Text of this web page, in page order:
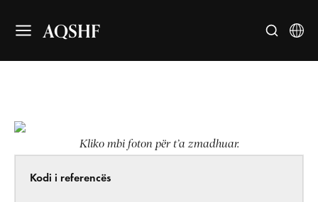
AQSHF
Kliko mbi foton për t’a zmadhuar.
Kodi i referencës